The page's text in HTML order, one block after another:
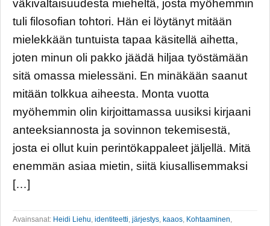
väkivaltaisuudesta mieheltä, josta myöhemmin
tuli filosofian tohtori. Hän ei löytänyt mitään
mielekkään tuntuista tapaa käsitellä aihetta,
joten minun oli pakko jäädä hiljaa työstämään
sitä omassa mielessäni. En minäkään saanut
mitään tolkkua aiheesta. Monta vuotta
myöhemmin olin kirjoittamassa uusiksi kirjaani
anteeksiannosta ja sovinnon tekemisestä,
josta ei ollut kuin perintökappaleet jäljellä. Mitä
enemmän asiaa mietin, siitä kiusallisemmaksi
[…]
Avainsanat: Heidi Liehu, identiteetti, järjestys, kaaos, Kohtaaminen,